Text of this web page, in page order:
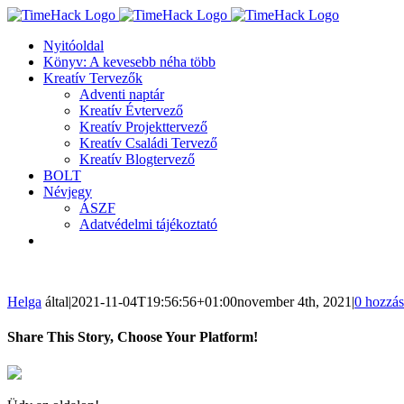
Kihagyás
Nyitóoldal
Könyv: A kevesebb néha több
Kreatív Tervezők
Adventi naptár
Kreatív Évtervező
Kreatív Projekttervező
Kreatív Családi Tervező
Kreatív Blogtervező
BOLT
Névjegy
ÁSZF
Adatvédelmi tájékoztató
Helga által|2021-11-04T19:56:56+01:00november 4th, 2021 |0
Share This Story, Choose Your Platform!
Facebook
Twitter
LinkedIn
Reddit
WhatsApp
Tumblr
Pinterest
Vk
Email: